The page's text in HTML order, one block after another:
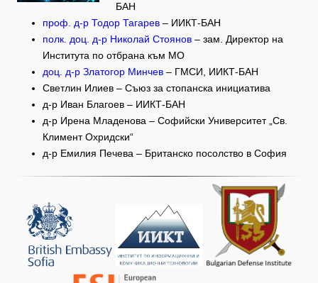
БАН
проф. д-р Тодор Тагарев – ИИКТ-БАН
полк. доц. д-р Николай Стоянов – зам. Директор на
Института по отбрана към МО
доц. д-р Златогор Минчев – ГМСИ, ИИКТ-БАН
Светлин Илиев – Съюз за стопанска инициатива
д-р Иван Благоев – ИИКТ-БАН
д-р Ирена Младенова – Софийски Университет „Св.
Климент Охридски“
д-р Емилия Печева – Британско посолство в София